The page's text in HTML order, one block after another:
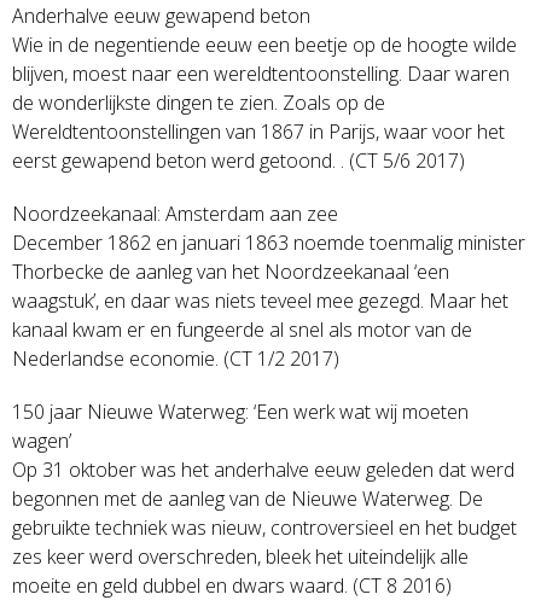
Anderhalve eeuw gewapend beton
Wie in de negentiende eeuw een beetje op de hoogte wilde
blijven, moest naar een wereldtentoonstelling. Daar waren
de wonderlijkste dingen te zien. Zoals op de
Wereldtentoonstellingen van 1867 in Parijs, waar voor het
eerst gewapend beton werd getoond. . (CT 5/6 2017)
Noordzeekanaal: Amsterdam aan zee
December 1862 en januari 1863 noemde toenmalig minister
Thorbecke de aanleg van het Noordzeekanaal ‘een
waagstuk’, en daar was niets teveel mee gezegd. Maar het
kanaal kwam er en fungeerde al snel als motor van de
Nederlandse economie. (CT 1/2 2017)
150 jaar Nieuwe Waterweg: ‘Een werk wat wij moeten
wagen’
Op 31 oktober was het anderhalve eeuw geleden dat werd
begonnen met de aanleg van de Nieuwe Waterweg. De
gebruikte techniek was nieuw, controversieel en het budget
zes keer werd overschreden, bleek het uiteindelijk alle
moeite en geld dubbel en dwars waard. (CT 8 2016)